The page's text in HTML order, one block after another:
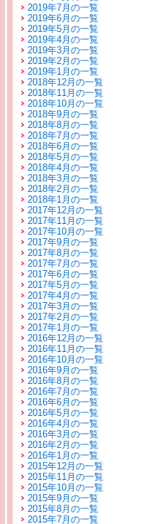
2019年7月の一覧
2019年6月の一覧
2019年5月の一覧
2019年4月の一覧
2019年3月の一覧
2019年2月の一覧
2019年1月の一覧
2018年12月の一覧
2018年11月の一覧
2018年10月の一覧
2018年9月の一覧
2018年8月の一覧
2018年7月の一覧
2018年6月の一覧
2018年5月の一覧
2018年4月の一覧
2018年3月の一覧
2018年2月の一覧
2018年1月の一覧
2017年12月の一覧
2017年11月の一覧
2017年10月の一覧
2017年9月の一覧
2017年8月の一覧
2017年7月の一覧
2017年6月の一覧
2017年5月の一覧
2017年4月の一覧
2017年3月の一覧
2017年2月の一覧
2017年1月の一覧
2016年12月の一覧
2016年11月の一覧
2016年10月の一覧
2016年9月の一覧
2016年8月の一覧
2016年7月の一覧
2016年6月の一覧
2016年5月の一覧
2016年4月の一覧
2016年3月の一覧
2016年2月の一覧
2016年1月の一覧
2015年12月の一覧
2015年11月の一覧
2015年10月の一覧
2015年9月の一覧
2015年8月の一覧
2015年7月の一覧